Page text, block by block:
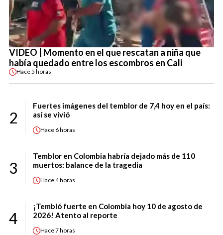
VIDEO | Momento en el que rescatan a niña que
había quedado entre los escombros en Cali
Hace5 horas
2
Fuertes imágenes del temblor de 7,4 hoy en el país:
así se vivió
Hace 6 horas
3
Temblor en Colombia habría dejado más de 110
muertos: balance de la tragedia
Hace4 horas
4
¡Tembló fuerte en Colombia hoy 10 de agosto de
2026! Atento al reporte
Hace7 horas